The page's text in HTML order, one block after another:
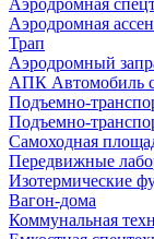
Аэродромная
Аэродромная
Трап
Аэродромный
АПК Автомобиль
Подъемно-
Подъемно-
Самоходная
Передвижные
Изотермические
Вагон-дома
Коммунальная